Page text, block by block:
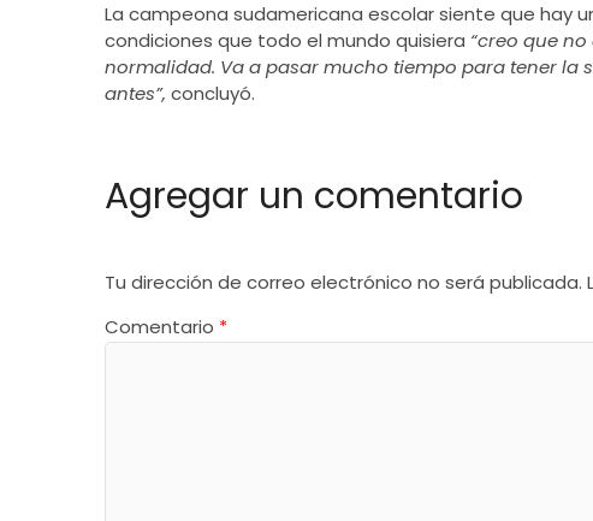
La campeona sudamericana escolar siente que hay
condiciones que todo el mundo quisiera “creo que
normalidad. Va a pasar mucho tiempo para tener
antes”, concluyó.
Agregar un comentario
Tu dirección de correo electrónico no será publicada.
Comentario *